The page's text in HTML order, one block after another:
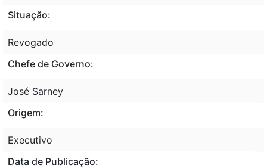
Situação:
Revogado
Chefe de Governo:
José Sarney
Origem:
Executivo
Data de Publicação: